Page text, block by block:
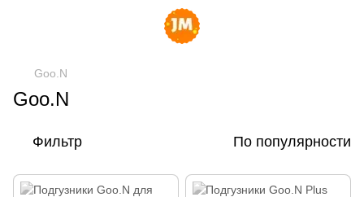
Goo.N
Goo.N
Фильтр По популярности